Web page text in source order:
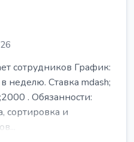
сотрудников График:
неделю. Ставка mdash;
. Обязанности:
сортировка и